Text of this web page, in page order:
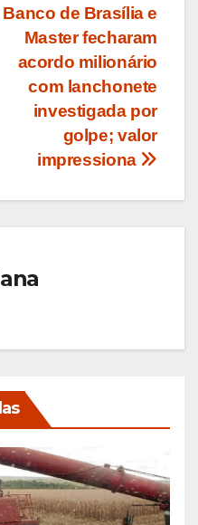
Banco de Brasília e
Master fecharam
acordo milionário
com lanchonete
investigada por
golpe; valor
impressiona